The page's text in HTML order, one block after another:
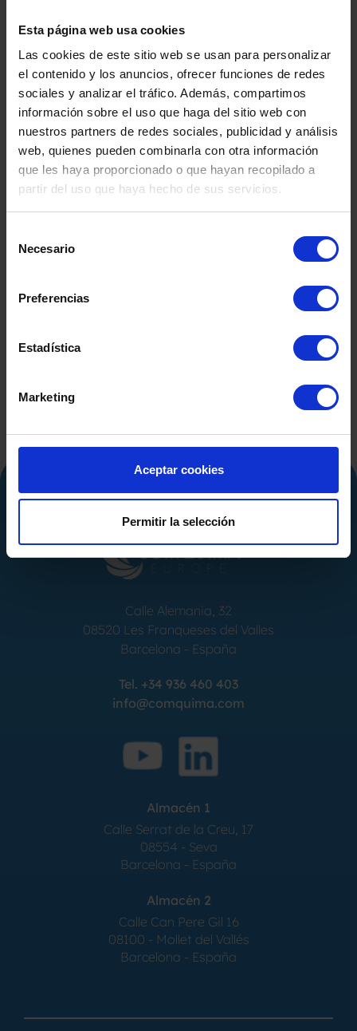
Esta página web usa cookies
Las cookies de este sitio web se usan para personalizar
el contenido y los anuncios, ofrecer funciones de redes
sociales y analizar el tráfico. Además, compartimos
información sobre el uso que haga del sitio web con
nuestros partners de redes sociales, publicidad y análisis
web, quienes pueden combinarla con otra información
que les haya proporcionado o que hayan recopilado a
partir del uso que haya hecho de sus servicios.
Necesario
Preferencias
Estadística
Marketing
Aceptar cookies
Permitir la selección
CO.INOX
Calle Alemania, 32
08520 Les Franqueses del Valles
Barcelona - España
Tel. +34 936 460 403
info@comquima.com
Almacén 1
Calle Serrat de la Creu, 17
08554 - Seva
Barcelona - España
Almacén 2
Calle Can Pere Gil 16
08100 - Mollet del Vallés
Barcelona - España